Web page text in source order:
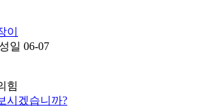
이
일 06-07
힘
시겠습니까?